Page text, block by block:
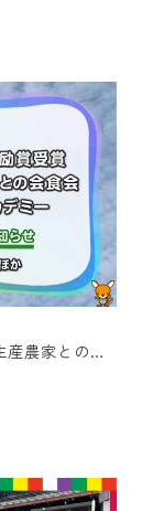
●番組アワード 奨励賞受賞 ●児童と生産農家との会食会 ●豊川コール・アカデミー ●消防・防災に関するお知らせ「熱中症予防」ほか
くには、
マイ
なりま
くお願い
MyIDが必
CCNetの
IDです。
ドレス
ルアドレ